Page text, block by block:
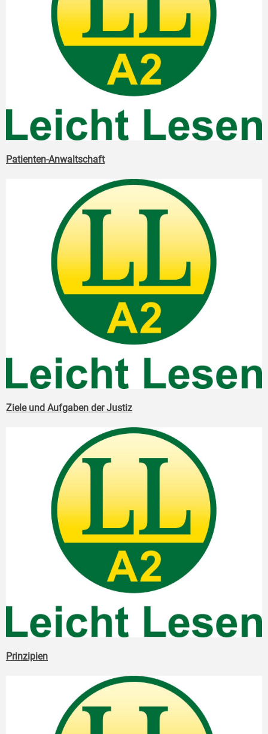
Patienten-Anwaltschaft
Ziele und Aufgaben der Justiz
Prinzipien